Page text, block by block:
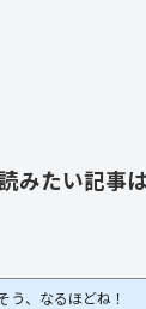
みたい記事
う、なるほどね！